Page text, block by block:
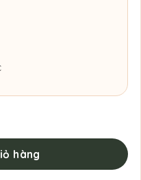
Đầy Năng Lượng số lượng
hàng